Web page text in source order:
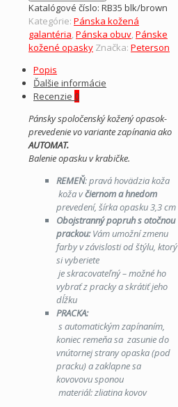
Katalógové číslo: RB35 blk/brown
Kategórie: Pánska kožená
galantéria,Pánska obuv,Pánske
kožené opasky Značka: Peterson
Popis
Ďalšie informácie
Recenzie 0
Pánsky spoločenský kožený opasok-
prevedenie vo variante zapínania ako
AUTOMAT.
Balenie opasku v krabičke.
REMEŇ: pravá hovädzia koža
koža včiernom a hnedom
prevedení, šírka opasku 3,3 cm
Obojstranný popruh s otočnou
prackou:Vám umožní zmenu
farby v závislosti od štýlu, ktorý
si vyberiete
je skracovateľný – možné ho
vybrať z pracky a skrátiť jeho
dĺžku
PRACKA:
s automatickým zapínaním,
koniec remeňa sa zasunie do
vnútornej strany opaska (pod
pracku) a zaklapne sa
kovovovu sponou
materiál: zliatina kovov